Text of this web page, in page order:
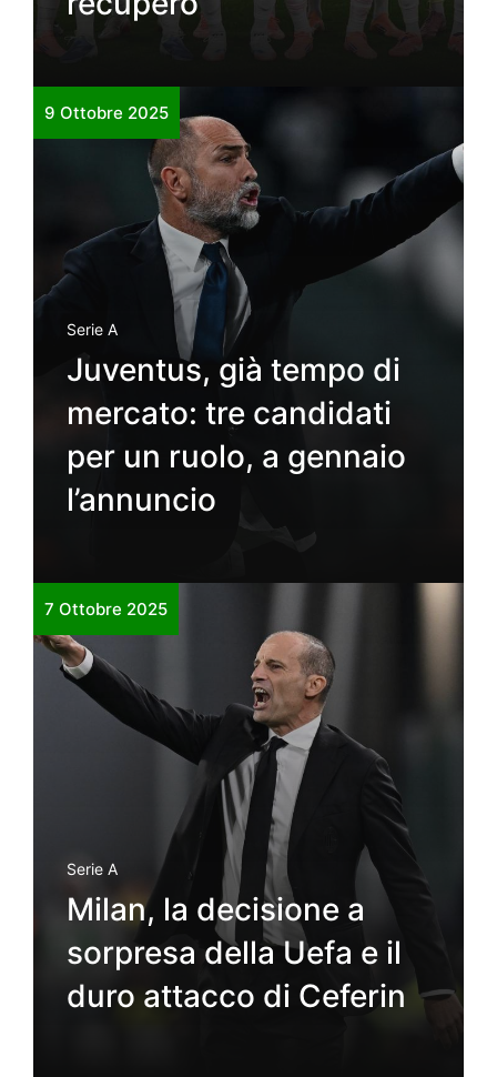
9 Ottobre 2025
Serie A
Juventus, già tempo di
mercato: tre candidati
per un ruolo, a gennaio
l’annuncio
7 Ottobre 2025
Serie A
Milan, la decisione a
sorpresa della Uefa e il
duro attacco di Ceferin